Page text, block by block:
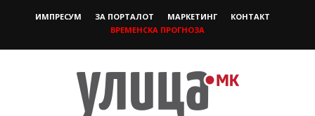
ИМПРЕСУМ ЗА ПОРТАЛОТ МАРКЕТИНГ
КОНТАКТ
ВРЕМЕНСКА ПРОГНОЗА